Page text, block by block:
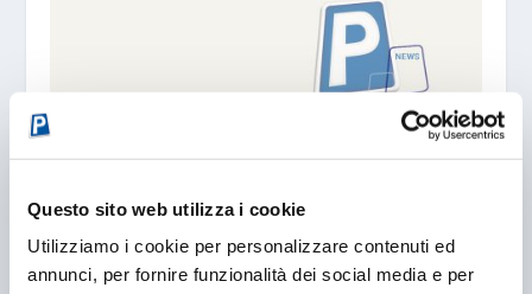
Questo sito web utilizza i cookie
Utilizziamo i cookie per personalizzare contenuti ed
annunci, per fornire funzionalità dei social media e per
IL GARAGE DI LAPO